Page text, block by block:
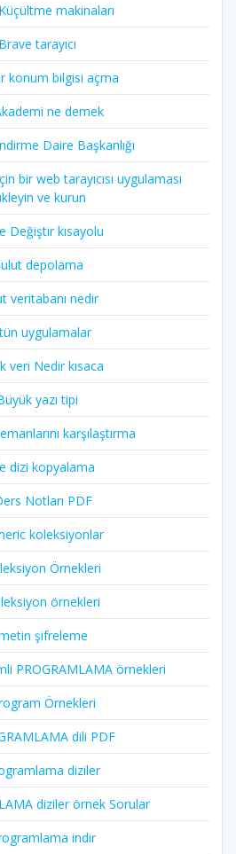
makinaları
Brave tarayıcı
konum bilgisi açma
ne demek
Daire Başkanlığı
bir web tarayıcısı uygulaması
ve kurun
Değiştir kısayolu
depolama
veritabanı nedir
uygulamalar
veri Nedir kısaca
yazı tipi
karşılaştırma
dizi kopyalama
Notları PDF
koleksiyonlar
Örnekleri
örnekleri
şifreleme
PROGRAMLAMA örnekleri
Örnekleri
dili PDF
diziler
diziler örnek Sorular
indir